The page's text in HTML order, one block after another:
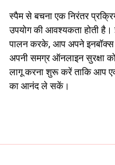
स्पैम से बचना एक निरंतर
उपयोग की आवश्यकता होती है।
पालन करके, आप अपने
अपनी समग्र ऑनलाइन सुरक्षा
लागू करना शुरू करें ताकि आप
का आनंद ले सकें।